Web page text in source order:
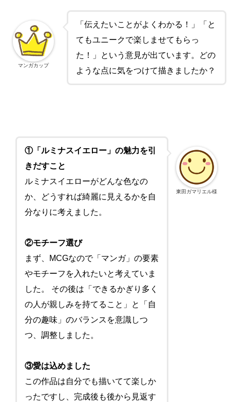
「伝えたいことがよくわかる！」「と
てもユニークで楽しませてもらっ
た！」という意見が出ています。どの
ような点に気をつけて描きましたか？
マンガカップ
①「ルミナスイエロー」の魅力を引
きだすこと
ルミナスイエローがどんな色なの
か、どうすれば綺麗に見えるかを自
分なりに考えました。
②モチーフ選び
まず、MCGなので「マンガ」の要素
やモチーフを入れたいと考えていま
した。 その後は「できるかぎり多く
の人が親しみを持てること」と「自
分の趣味」のバランスを意識しつ
つ、調整しました。
③愛は込めました
この作品は自分でも描いてて楽しか
ったですし、完成後も後から見返す
東田ガマリエル様